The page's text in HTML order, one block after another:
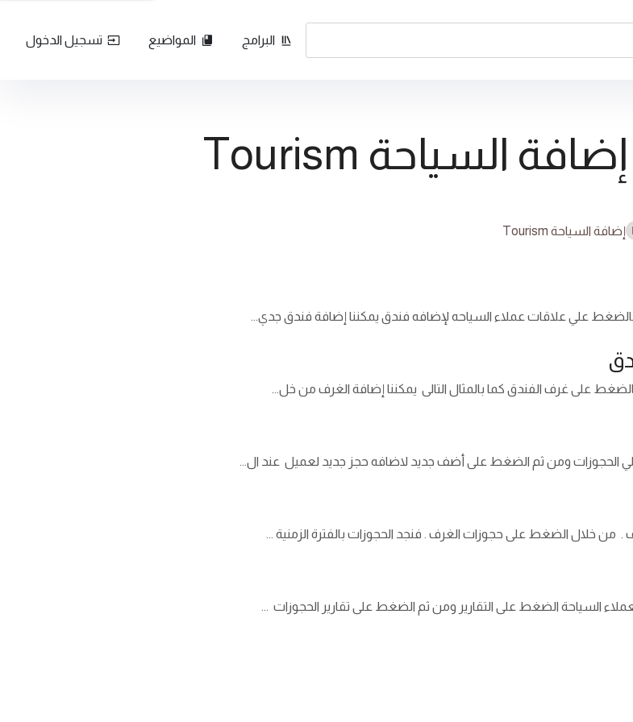
البرامج المواضيع تسجيل الدخول
إضافة السياحة Tourism
إضافة السياحة Tourism
علي علاقات عملاء السياحه لإضافه فندق يمكننا إضافة فندق جدي...
على غرف الفندق كما بالمثال التالى يمكننا إضافة الغرف من خل...
الحجوزات ومن ثم الضغط على أضف جديد لاضافه حجز جديد لعميل عند ال...
. من خلال الضغط على حجوزات الغرف . فنجد الحجوزات بالفترة الزمنية ...
السياحة الضغط على التقارير ومن ثم الضغط على تقارير الحجوزات ...